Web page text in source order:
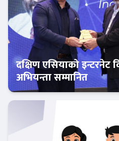
दक्षिण एसियाको इन्टरनेट
अभियन्ता सम्मानित